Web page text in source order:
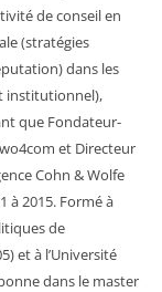
de conseil en
(stratégies
dans les
institutionnel),
que Fondateur-
et Directeur
Cohn & Wolfe
à 2015. Formé à
de
et à l’Université
dans le master